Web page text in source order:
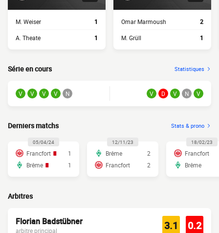
M. Weiser 1
A. Theate 1
Omar Marmoush 2
M. Grüll 1
Série en cours Statistiques
V V V V N V D V N V
Derniers matchs Stats & prono
05/04/24
Francfort
1
Brême
1
12/11/23
Brême
2
Francfort
2
18/02/23
Francfort
Brême
Arbitres
Florian Badstübner
arbitre principal 3.1 0.2